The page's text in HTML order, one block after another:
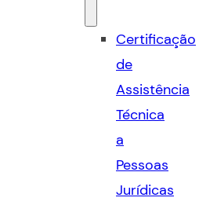
Certificação
de
Assistência
Técnica
a
Pessoas
Jurídicas